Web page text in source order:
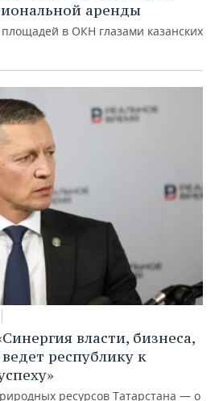
аренды
в ОКН глазами казанских
власти, бизнеса,
республику к
ресурсов Татарстана — о